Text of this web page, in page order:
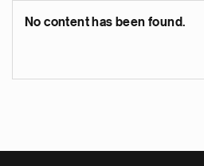
No content has been found.